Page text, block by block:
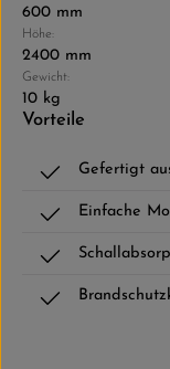
600 mm
Höhe:
2400 mm
Gewicht:
10 kg
Vorteile
Gefertigt
Einfache